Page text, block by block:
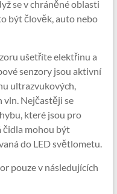
se v chráněné oblasti
být člověk, auto nebo
ušetříte elektřinu a
senzory jsou aktivní
ultrazvukových,
Nejčastěji se
které jsou pro
čidla mohou být
do LED světlometu.
pouze v následujících